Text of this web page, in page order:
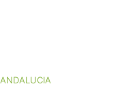
ANDALUCIA